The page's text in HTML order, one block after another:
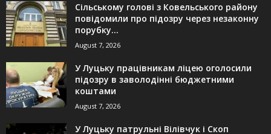
Сільському голові з Ковельського району
повідомили про підозру через незаконну
порубку...
August 7, 2026
У Луцьку працівникам ліцею оголосили
підозру в заволодінні бюджетними
коштами
August 7, 2026
У Луцьку патрульні Вілівчук і Скоп